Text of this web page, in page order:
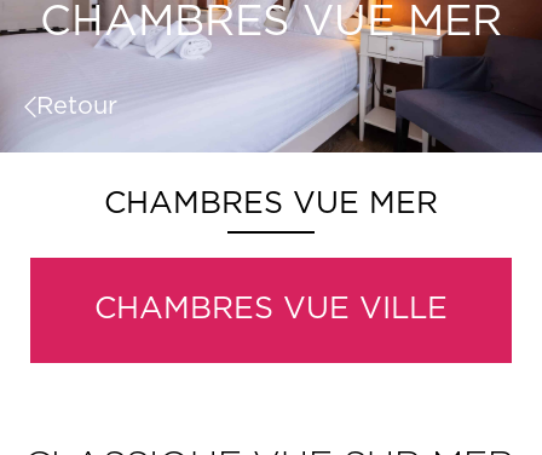
CHAMBRES VUE MER
Retour
CHAMBRES VUE MER
CHAMBRES VUE VILLE